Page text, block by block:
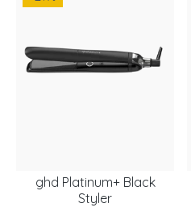
ghd Platinum+ Black
Styler